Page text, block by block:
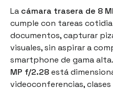
La cámara trasera de 8
cumple con tareas
documentos, capturar
visuales, sin aspirar a
smartphone de gama
MP f/2.28está
videoconferencias,